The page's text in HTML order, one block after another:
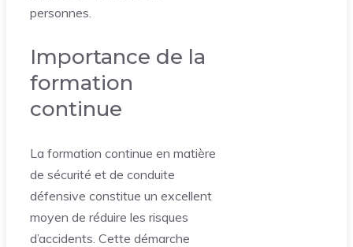
personnes.
Importance de la
formation
continue
La formation continue en matière
de sécurité et de conduite
défensive constitue un excellent
moyen de réduire les risques
d’accidents. Cette démarche